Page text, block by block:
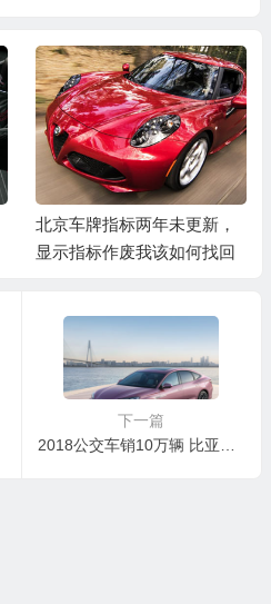
北京车牌指标两年未更新，
显示指标作废我该如何找回
下一篇